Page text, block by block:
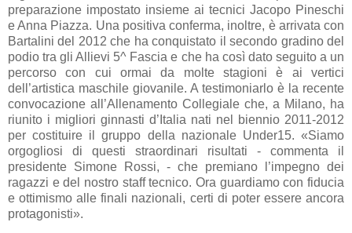
preparazione impostato insieme ai tecnici Jacopo Pineschi
e Anna Piazza. Una positiva conferma, inoltre, è arrivata con
Bartalini del 2012 che ha conquistato il secondo gradino del
podio tra gli Allievi 5^ Fascia e che ha così dato seguito a un
percorso con cui ormai da molte stagioni è ai vertici
dell’artistica maschile giovanile. A testimoniarlo è la recente
convocazione all’Allenamento Collegiale che, a Milano, ha
riunito i migliori ginnasti d’Italia nati nel biennio 2011-2012
per costituire il gruppo della nazionale Under15. «Siamo
orgogliosi di questi straordinari risultati - commenta il
presidente Simone Rossi, - che premiano l’impegno dei
ragazzi e del nostro staff tecnico. Ora guardiamo con fiducia
e ottimismo alle finali nazionali, certi di poter essere ancora
protagonisti».